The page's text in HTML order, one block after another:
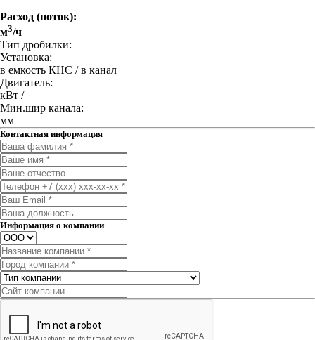
Расход (поток):
м3/ч
Тип дробилки:
Установка:
в емкость КНС / в канал
Двигатель:
кВт /
Мин.шир канала:
мм
Контактная информация
Информация о компании